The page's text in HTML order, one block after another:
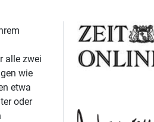
alle zwei
wie
etwa
oder